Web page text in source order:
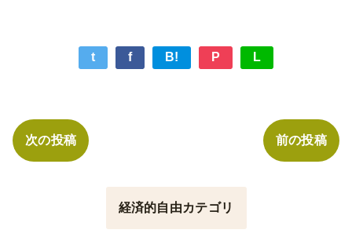
t f B! P L
次の投稿 前の投稿
経済的自由カテゴリ